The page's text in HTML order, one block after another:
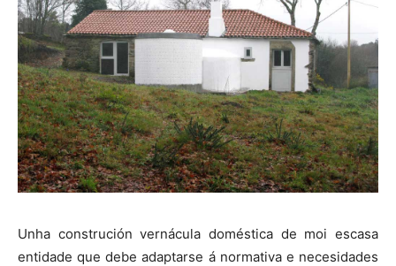
Unha construción vernácula doméstica de moi escasa
entidade que debe adaptarse á normativa e necesidades